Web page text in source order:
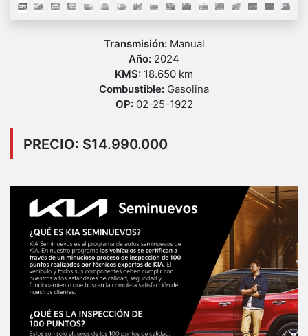
Transmisión: Manual
Año: 2024
KMS: 18.650 km
Combustible: Gasolina
OP: 02-25-1922
PRECIO: $14.990.000